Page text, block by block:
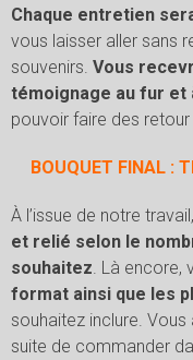
Chaque entretien
vous laisser aller sans
souvenirs. Vous
témoignage au fur et
pouvoir faire des
BOUQUET FINAL :
À l’issue de notre
et relié selon le
souhaitez . Là
format ainsi que les
souhaitez inclure.
suite de commander